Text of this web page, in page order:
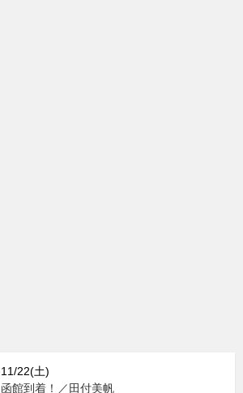
11/22(土)
函館到着！／田付美帆